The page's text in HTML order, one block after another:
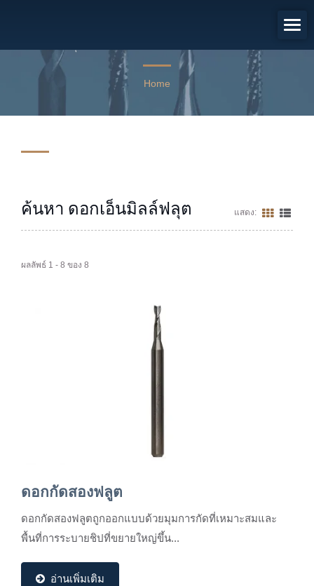
ในการผลิตเครื่องมือ 45 ปี.
Home
ค้นหา ดอกเอ็นมิลล์ฟลุต แสดง:
ผลลัพธ์ 1 - 8 ของ 8
ดอกกัดสองฟลูต
ดอกกัดสองฟลูตถูกออกแบบด้วยมุมการกัดที่เหมาะสมและ
พื้นที่การระบายชิปที่ขยายใหญ่ขึ้น...
อ่านเพิ่มเติม